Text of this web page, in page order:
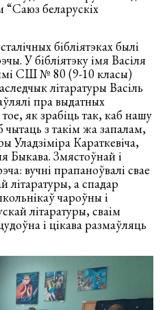
“Саюз беларускіх
бібліятэках былі
У бібліятэку імя Васіля
СШ № 80 (9-10 класы)
літаратуры Васіль
пра выдатных
як зрабіць так, каб нашу
чытаць з такім жа запалам,
Уладзіміра Караткевіча,
Быкава. Змястоўнай і
вучні прапаноўвалі свае
літаратуры, а спадар
чароўны і
літаратуры, сваім
і цікава размаўляць